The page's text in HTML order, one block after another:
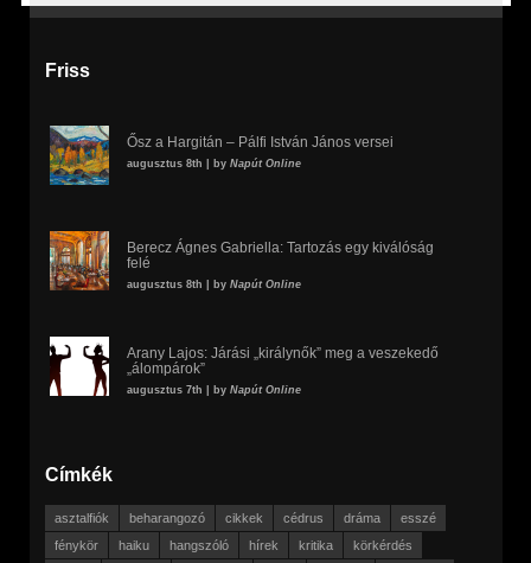
Friss
Ősz a Hargitán – Pálfi István János versei
augusztus 8th | by Napút Online
Berecz Ágnes Gabriella: Tartozás egy kiválóság
felé
augusztus 8th | by Napút Online
Arany Lajos: Járási „királynők” meg a veszekedő
„álompárok”
augusztus 7th | by Napút Online
Címkék
asztalfiók beharangozó cikkek cédrus dráma
esszé
fénykör
haiku hangszóló hírek kritika
körkérdés